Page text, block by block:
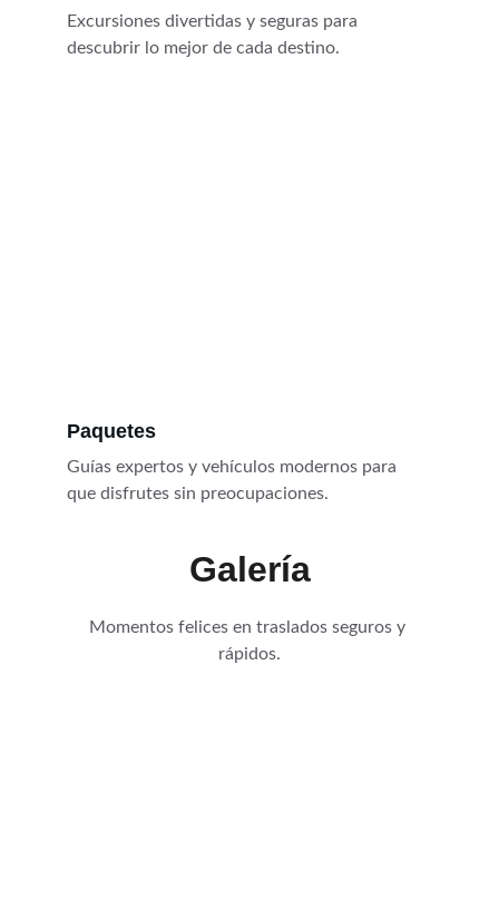
Excursiones divertidas y seguras para
descubrir lo mejor de cada destino.
Guías expertos y vehículos modernos para
que disfrutes sin preocupaciones.
Paquetes
Galería
Momentos felices en traslados seguros y
rápidos.